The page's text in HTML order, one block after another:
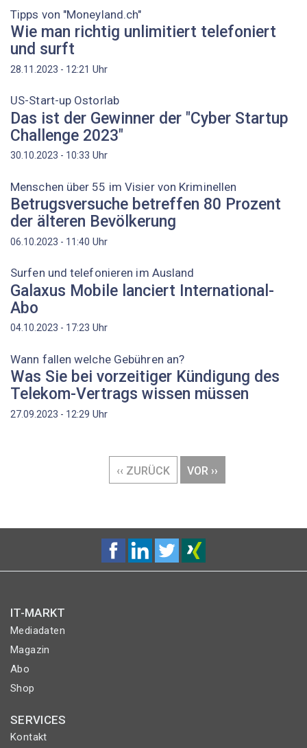
Tipps von "Moneyland.ch"
Wie man richtig unlimitiert telefoniert
und surft
28.11.2023 - 12:21 Uhr
US-Start-up Ostorlab
Das ist der Gewinner der "Cyber Startup
Challenge 2023"
30.10.2023 - 10:33 Uhr
Menschen über 55 im Visier von Kriminellen
Betrugsversuche betreffen 80 Prozent
der älteren Bevölkerung
06.10.2023 - 11:40 Uhr
Surfen und telefonieren im Ausland
Galaxus Mobile lanciert International-
Abo
04.10.2023 - 17:23 Uhr
Wann fallen welche Gebühren an?
Was Sie bei vorzeitiger Kündigung des
Telekom-Vertrags wissen müssen
27.09.2023 - 12:29 Uhr
VORHERIGE
SEITE
‹‹ ZURÜCK
NÄCHSTE
SEITE
VOR ››
IT-MARKT
Mediadaten
Magazin
Abo
Shop
SERVICES
Kontakt